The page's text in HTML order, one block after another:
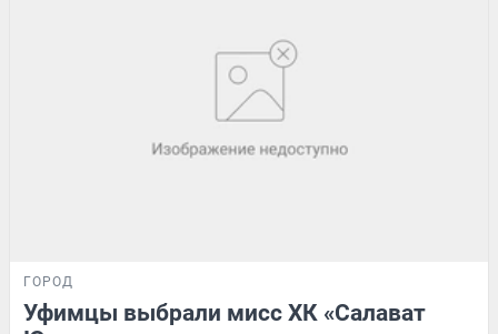
ГОРОД
Уфимцы выбрали мисс ХК «Салават